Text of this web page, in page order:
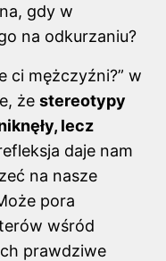
gdy w
na odkurzaniu?
ci mężczyźni?” w
że stereotypy
lecz
daje nam
na nasze
pora
wśród
prawdziwe